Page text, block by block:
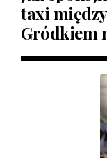
taxi
Gródkiem